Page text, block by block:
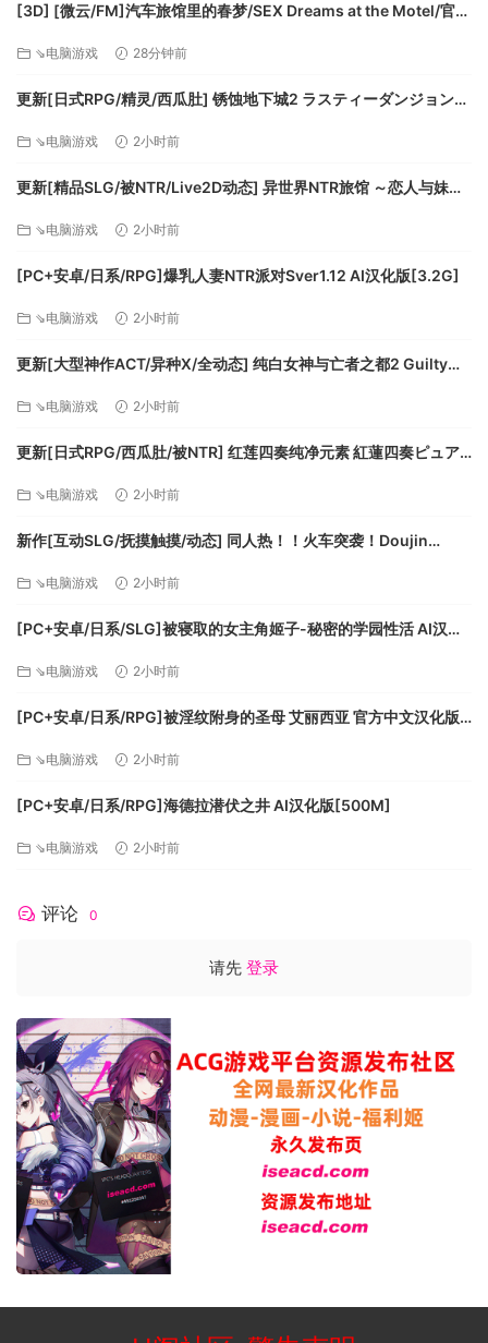
容。
游戏中真实地再现了诸如潜艇上各舱室压舱物对潜艇倾斜度的
影响以及地球曲度这类的小细节。
可以通过多种方式实现完美。证明你的管理才能，利索地为你
件事，那最好亲自去做。操作潜望镜、水听器或是88毫米甲板
火炮，自己动手解决问题！
系统需求
最低配置:
Windows 10 64 Bit
内存: 6 GB RAM
GTX 750 Ti 2GB (1080p Low) or AMD equivalents
DirectX 版本: 11
声卡: DirectX compatible
推荐配置:
操作系统: Windows 7 64 Bit / Windows 8 64 Bit /
内存: 8 GB RAM
GeForce GTX 1070 8GB (1080p Extreme) or
AMD equivalents
DirectX 版本: 11
存储空间: 需要 20 GB 可用空间
声卡: DirectX compatible
[3D] [微云/FM]汽车旅馆里的春梦/SEX Dreams at the Motel/官中
⇘电脑游戏 28分钟前
更新[日式RPG/精灵/西瓜肚] 锈蚀地下城2 ラスティーダンジョン2
⇘电脑游戏 2小时前
更新[精品SLG/被NTR/Live2D动态] 异世界NTR旅馆 ～恋人与妹妹
⇘电脑游戏 2小时前
[PC+安卓/日系/RPG]爆乳人妻NTR派对Sver1.12 AI汉化版[3.2G]
⇘电脑游戏 2小时前
更新[大型神作ACT/异种X/全动态] 纯白女神与亡者之都2 Guilty
⇘电脑游戏 2小时前
更新[日式RPG/西瓜肚/被NTR] 红莲四奏纯净元素 紅蓮四奏ピュア
⇘电脑游戏 2小时前
新作[互动SLG/抚摸触摸/动态] 同人热！！火车突袭！Doujin
⇘电脑游戏 2小时前
[PC+安卓/日系/SLG]被寝取的女主角姬子-秘密的学园性活 AI汉化
⇘电脑游戏 2小时前
[PC+安卓/日系/RPG]被淫纹附身的圣母 艾丽西亚 官方中文汉化版
⇘电脑游戏 2小时前
[PC+安卓/日系/RPG]海德拉潜伏之井 AI汉化版[500M]
⇘电脑游戏 2小时前
评论 0
请先 登录